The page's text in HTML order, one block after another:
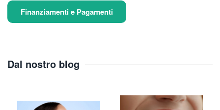
Finanziamenti e Pagamenti
Dal nostro blog